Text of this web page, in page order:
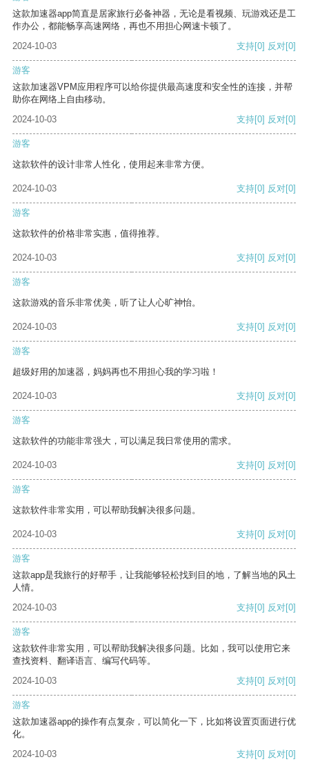
这款加速器app简直是居家旅行必备神器，无论是看视频、玩游戏还是工
作办公，都能畅享高速网络，再也不用担心网速卡顿了。
2024-10-03
支持[0] 反对[0]
游客
这款加速器VPM应用程序可以给你提供最高速度和安全性的连接，并帮
助你在网络上自由移动。
2024-10-03
支持[0] 反对[0]
游客
这款软件的设计非常人性化，使用起来非常方便。
2024-10-03 支持[0] 反对[0]
游客
这款软件的价格非常实惠，值得推荐。
2024-10-03 支持[0] 反对[0]
游客
这款游戏的音乐非常优美，听了让人心旷神怡。
2024-10-03 支持[0] 反对[0]
游客
超级好用的加速器，妈妈再也不用担心我的学习啦！
2024-10-03 支持[0] 反对[0]
游客
这款软件的功能非常强大，可以满足我日常使用的需求。
2024-10-03 支持[0] 反对[0]
游客
这款软件非常实用，可以帮助我解决很多问题。
2024-10-03 支持[0] 反对[0]
游客
这款app是我旅行的好帮手，让我能够轻松找到目的地，了解当地的风土
人情。
2024-10-03
支持[0] 反对[0]
游客
这款软件非常实用，可以帮助我解决很多问题。比如，我可以使用它来
查找资料、翻译语言、编写代码等。
2024-10-03
支持[0] 反对[0]
游客
这款加速器app的操作有点复杂，可以简化一下，比如将设置页面进行优
化。
2024-10-03
支持[0] 反对[0]